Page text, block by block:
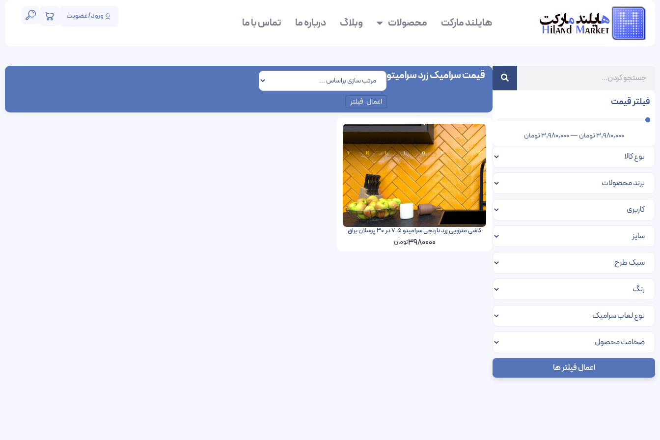
هایلند مارکت محصولات وبلاگ درباره ما تماس با ما ورود/عضویت
فیلتر قیمت
3,980,000تومان—
3,980,000تومان
اعمال فیلتر ها
قیمت سرامیک زرد سرامیتو
اعمال فیلتر
کاشی مترویی زرد نارنجی سرامیتو 7.5 در 30 پرسلان براق
3980000تومان